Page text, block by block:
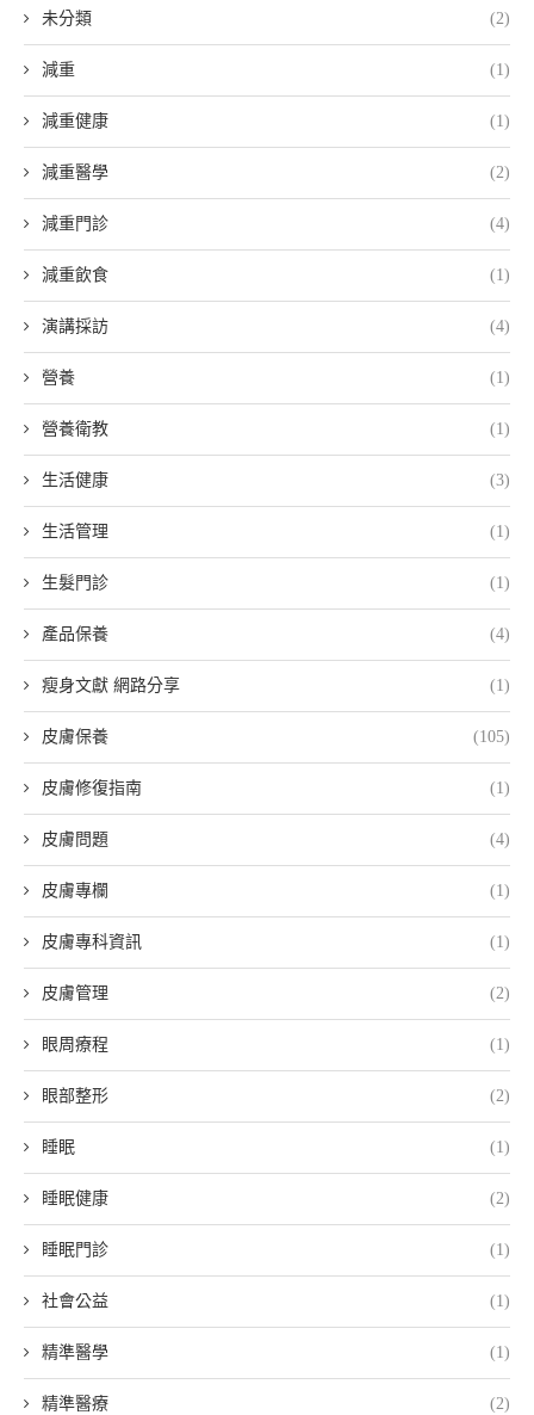
未分類 (2)
減重 (1)
減重健康 (1)
減重醫學 (2)
減重門診 (4)
減重飲食 (1)
演講採訪 (4)
營養 (1)
營養衛教 (1)
生活健康 (3)
生活管理 (1)
生髮門診 (1)
產品保養 (4)
瘦身文獻 網路分享 (1)
皮膚保養 (105)
皮膚修復指南 (1)
皮膚問題 (4)
皮膚專欄 (1)
皮膚專科資訊 (1)
皮膚管理 (2)
眼周療程 (1)
眼部整形 (2)
睡眠 (1)
睡眠健康 (2)
睡眠門診 (1)
社會公益 (1)
精準醫學 (1)
精準醫療 (2)